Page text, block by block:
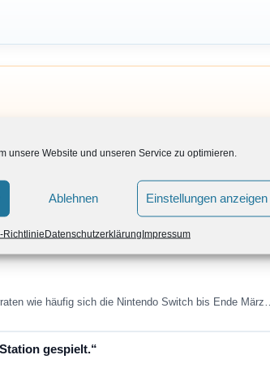
unsere Website und unseren Service zu optimieren.
Ablehnen Einstellungen anzeigen
RichtlinieDatenschutzerklärungImpressum
wie häufig sich die Nintendo Switch bis Ende März…
gespielt.“